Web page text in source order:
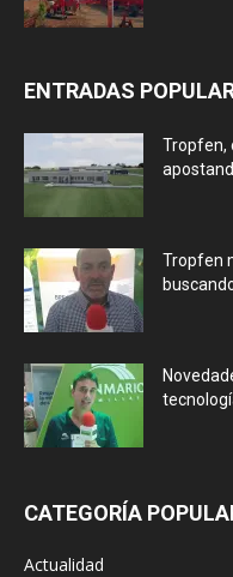
ENTRADAS
Tropfen,
Tropfen
CATEGORÍA
Actualidad